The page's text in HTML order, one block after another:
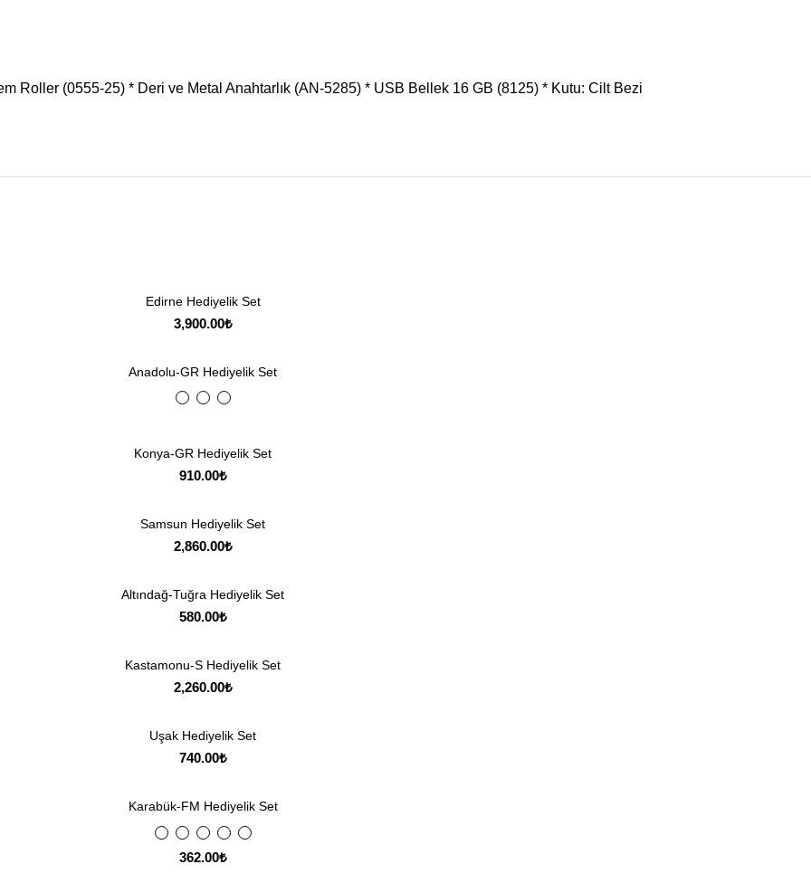
Roller (0555-25) * Deri ve Metal Anahtarlık (AN-5285) * USB Bellek 16 GB (8125) * Kutu: Cilt Bezi
Edirne Hediyelik Set
3,900.00₺
Anadolu-GR Hediyelik Set
Konya-GR Hediyelik Set
910.00₺
Samsun Hediyelik Set
2,860.00₺
Altındağ-Tuğra Hediyelik Set
580.00₺
Kastamonu-S Hediyelik Set
2,260.00₺
Uşak Hediyelik Set
740.00₺
Karabük-FM Hediyelik Set
362.00₺